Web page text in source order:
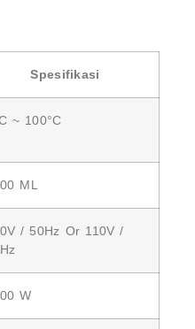
Spesifikasi
~ 100°C
ML
/ 50Hz Or 110V /
W